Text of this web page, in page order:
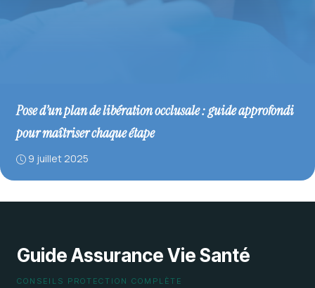
Pose d’un plan de libération occlusale : guide approfondi
pour maîtriser chaque étape
9 juillet 2025
Guide Assurance Vie Santé
CONSEILS PROTECTION COMPLÈTE